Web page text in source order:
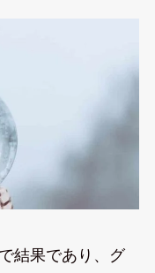
結果であり、グ